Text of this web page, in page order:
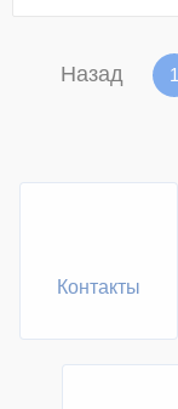
Назад 1
Контакты